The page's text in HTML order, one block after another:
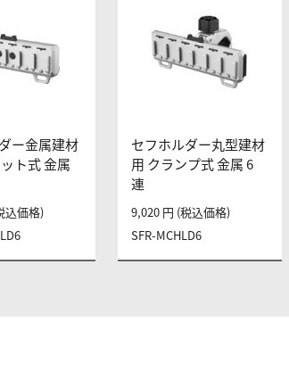
ー金属建材
ト式 金属
込価格)
セフホルダー丸型建材
用 クランプ式 金属 6
連
SFR-MCHLD6
9,020 円 (税込価格)